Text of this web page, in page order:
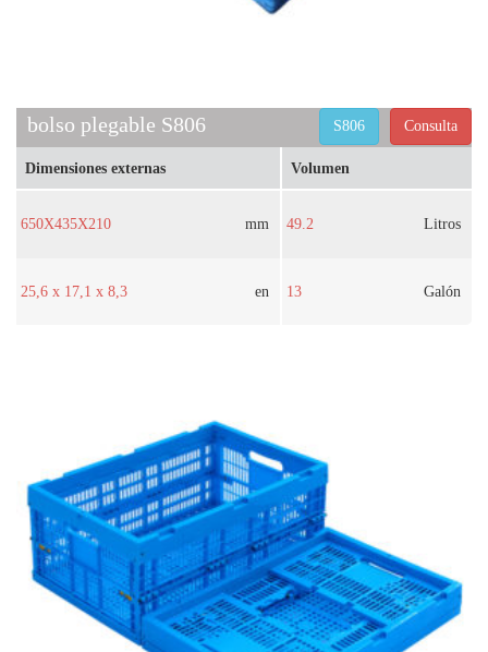
bolso plegable S806 Consulta
S806
Dimensiones externas
650X435X210 mm
25,6 x 17,1 x 8,3 en
Volumen
49.2 Litros
13 Galón